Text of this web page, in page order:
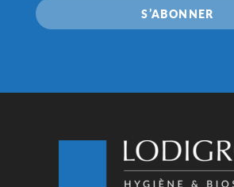
S’ABONNER